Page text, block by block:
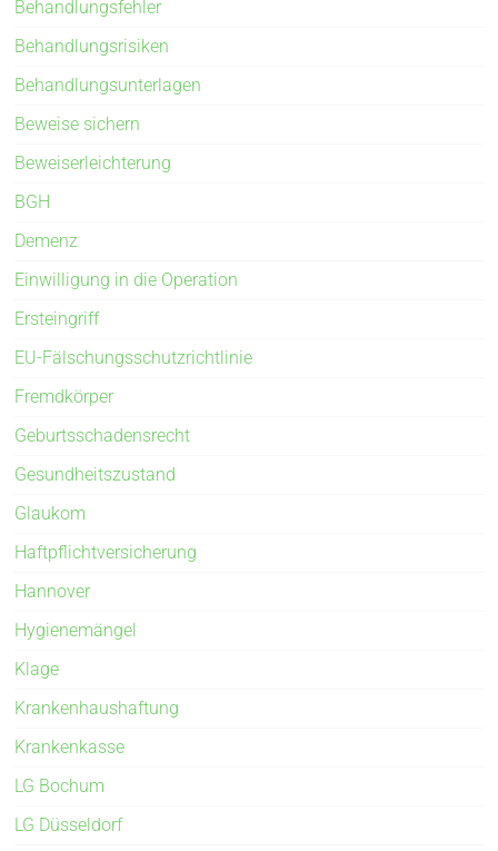
Behandlungsfehler
Behandlungsrisiken
Behandlungsunterlagen
Beweise sichern
Beweiserleichterung
BGH
Demenz
Einwilligung in die Operation
Ersteingriff
EU-Fälschungsschutzrichtlinie
Fremdkörper
Geburtsschadensrecht
Gesundheitszustand
Glaukom
Haftpflichtversicherung
Hannover
Hygienemängel
Klage
Krankenhaushaftung
Krankenkasse
LG Bochum
LG Düsseldorf